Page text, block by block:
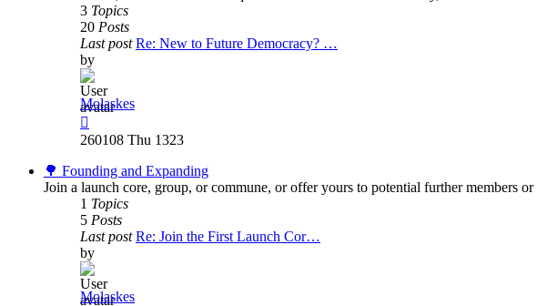
3 Topics
20 Posts
Last post Re: New to Future Democracy? …
by
Molaskes
the
post
260108 Thu 1323
🌳 Founding and Expanding
Join a launch core, group, or commune, or offer yours to potential further members or
1 Topics
5 Posts
Last post Re: Join the First Launch Cor…
by
Molaskes